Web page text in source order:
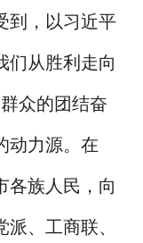
到，以习近平
们从胜利走向
众的团结奋
动力源。在
各族人民，向
、工商联、